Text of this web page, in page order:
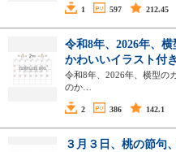
1 597 212.45
令和8年、2026年、
かわいいイラスト付き
令和8年、2026年、横型の
のか…
2 386 142.1
３月３日、桃の節句